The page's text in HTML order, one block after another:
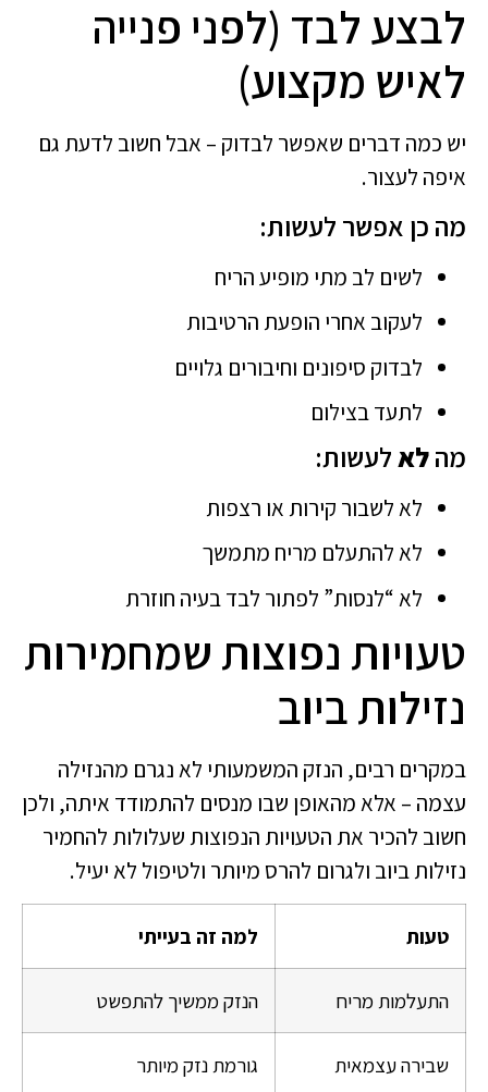
לבצע לבד (לפני פנייה
לאיש מקצוע)
יש כמה דברים שאפשר לבדוק – אבל חשוב לדעת גם
איפה לעצור.
מה כן אפשר לעשות:
לשים לב מתי מופיע הריח
לעקוב אחרי הופעת הרטיבות
לבדוק סיפונים וחיבורים גלויים
לתעד בצילום
מהלאלעשות:
לא לשבור קירות או רצפות
לא להתעלם מריח מתמשך
לא “לנסות” לפתור לבד בעיה חוזרת
טעויות נפוצות שמחמירות
נזילות ביוב
במקרים רבים, הנזק המשמעותי לא נגרם מהנזילה
עצמה – אלא מהאופן שבו מנסים להתמודד איתה, ולכן
חשוב להכיר את הטעויות הנפוצות שעלולות להחמיר
נזילות ביוב ולגרום להרס מיותר ולטיפול לא יעיל.
טעות למה זה בעייתי
התעלמות מריח הנזק ממשיך להתפשט
שבירה עצמאית גורמת נזק מיותר